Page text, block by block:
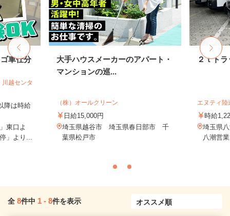
車仕分
越センタ
降は時給
東口よ
」より...
大手ハウスメーカーのアパート・
マンションの巡...
（株）オールクリーン
日給15,000円
埼玉県越谷市 埼玉県春日部市 千
葉県松戸市
２ｔト
エヌティ
時給
埼玉県
八潮営
全 8件中 1 - 8件を表示